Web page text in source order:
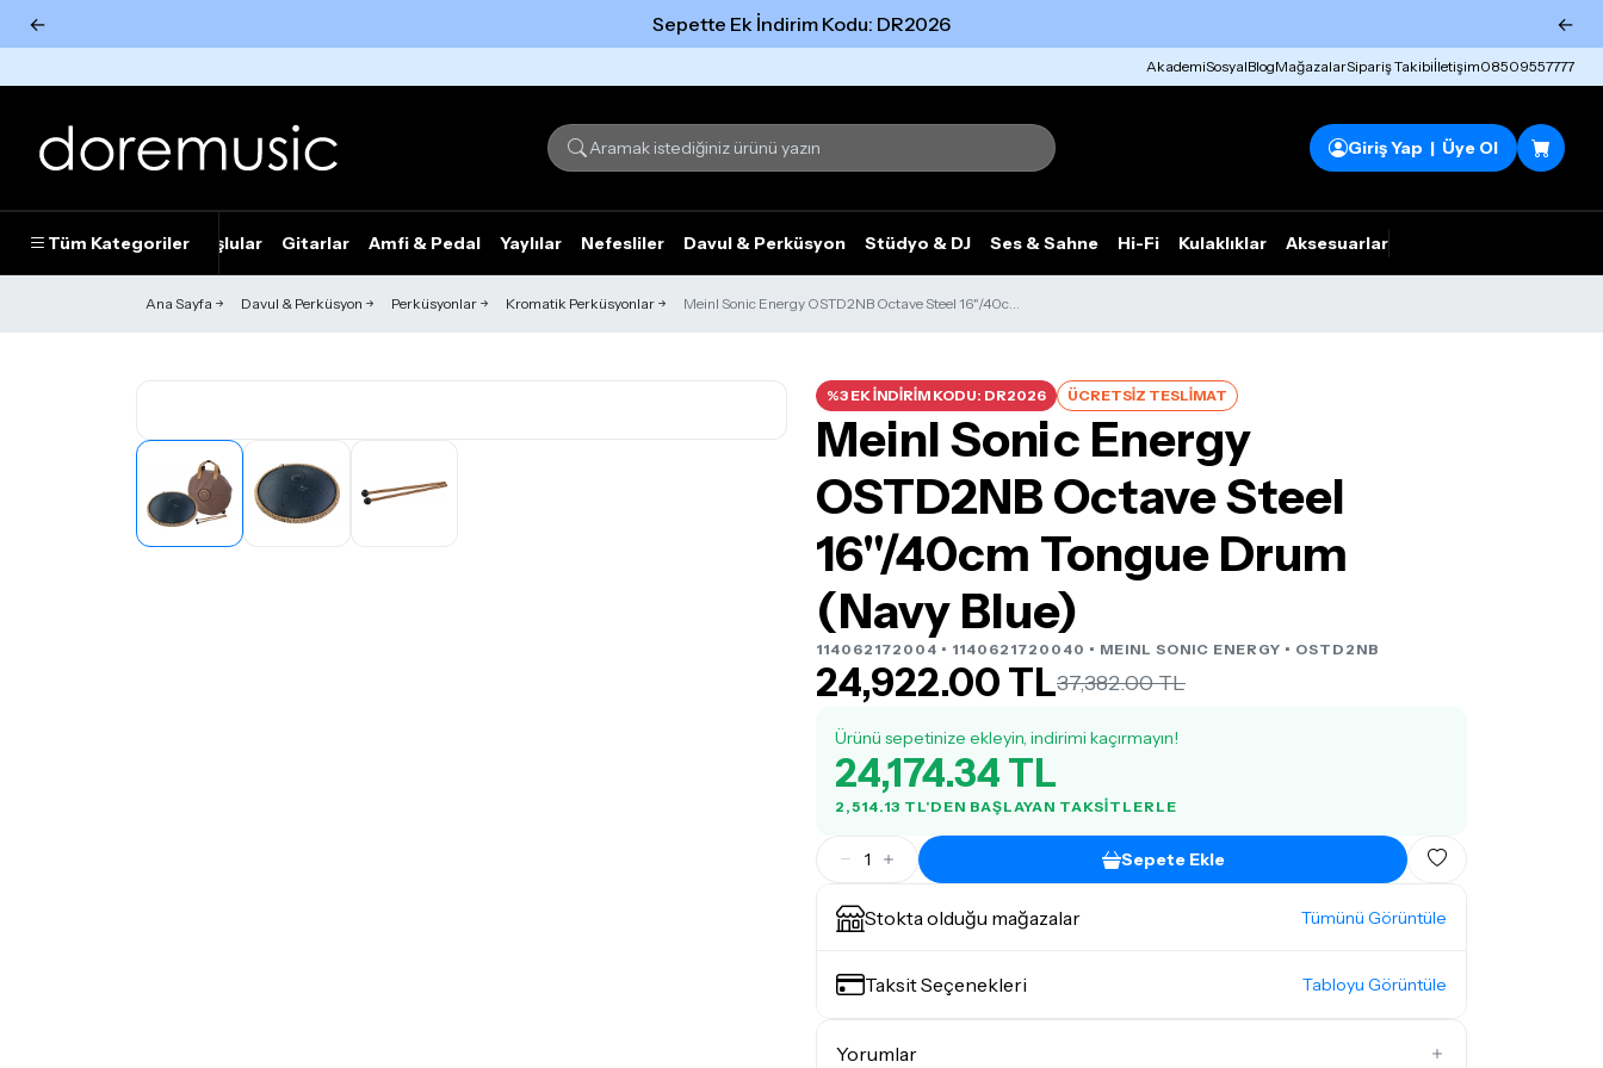
← Sepette Ek İndirim Kodu: DR2026 ←
AkademiSosyalBlogMağazalarSipariş Takibiİletişim08509557777
Giriş Yap | Üye Ol
Tüm Kategoriler
Piyanolar Tuşlular Gitarlar Amfi & Pedal Yaylılar Nefesliler Davul & Perküsyon Stüdyo & DJ Ses & Sahne Hi-Fi Kulaklıklar Aksesuarlar
Ana Sayfa Davul & Perküsyon Perküsyonlar Kromatik Perküsyonlar Meinl Sonic Energy OSTD2NB Octave Steel 16"/40c...
%3 EK İNDİRİM KODU: DR2026 ÜCRETSİZ TESLİMAT
Meinl Sonic Energy
OSTD2NB Octave Steel
16"/40cm Tongue Drum
(Navy Blue)
114062172004 • 1140621720040 • MEINL SONIC ENERGY • OSTD2NB
24,922.00 TL37,382.00 TL
Ürünü sepetinize ekleyin, indirimi kaçırmayın!
24,174.34 TL
2,514.13 TL'DEN BAŞLAYAN TAKSITLERLE
1 Sepete Ekle
Stokta olduğu mağazalar Tümünü Görüntüle
Taksit Seçenekleri Tabloyu Görüntüle
Yorumlar
Tümünü Gör Tümünü gör